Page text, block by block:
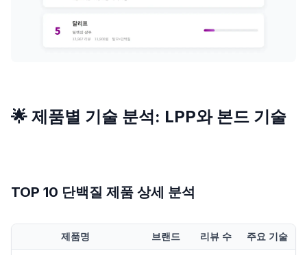
🌟 제품별 기술 분석: LPP와 본드 기술
TOP 10 단백질 제품 상세 분석
제품명 브랜드 리뷰 수 주요 기술